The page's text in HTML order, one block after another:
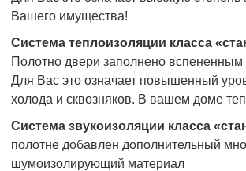
Вашего имущества!
Система теплоизоляции класса
Полотно двери заполнено вспененным
Для Вас это означает повышенный
холода и сквозняков. В вашем доме
Система звукоизоляции класса
полотне добавлен дополнительный
шумоизолирующий материал